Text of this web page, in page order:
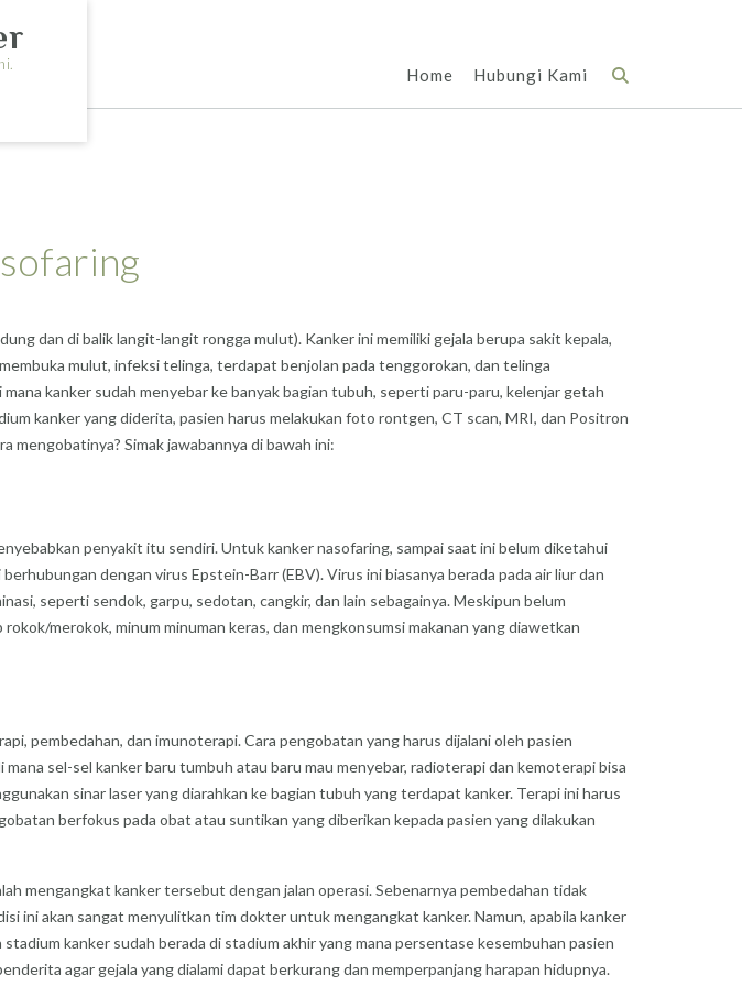
Home Hubungi Kami
dan di balik langit-langit rongga mulut). Kanker ini memiliki gejala berupa sakit kepala,
mulut, infeksi telinga, terdapat benjolan pada tenggorokan, dan telinga
kanker sudah menyebar ke banyak bagian tubuh, seperti paru-paru, kelenjar getah
kanker yang diderita, pasien harus melakukan foto rontgen, CT scan, MRI, dan Positron
mengobatinya? Simak jawabannya di bawah ini:
penyakit itu sendiri. Untuk kanker nasofaring, sampai saat ini belum diketahui
dengan virus Epstein-Barr (EBV). Virus ini biasanya berada pada air liur dan
seperti sendok, garpu, sedotan, cangkir, dan lain sebagainya. Meskipun belum
merokok, minum minuman keras, dan mengkonsumsi makanan yang diawetkan
pembedahan, dan imunoterapi. Cara pengobatan yang harus dijalani oleh pasien
sel-sel kanker baru tumbuh atau baru mau menyebar, radioterapi dan kemoterapi bisa
sinar laser yang diarahkan ke bagian tubuh yang terdapat kanker. Terapi ini harus
berfokus pada obat atau suntikan yang diberikan kepada pasien yang dilakukan
mengangkat kanker tersebut dengan jalan operasi. Sebenarnya pembedahan tidak
ini akan sangat menyulitkan tim dokter untuk mengangkat kanker. Namun, apabila kanker
kanker sudah berada di stadium akhir yang mana persentase kesembuhan pasien
agar gejala yang dialami dapat berkurang dan memperpanjang harapan hidupnya.